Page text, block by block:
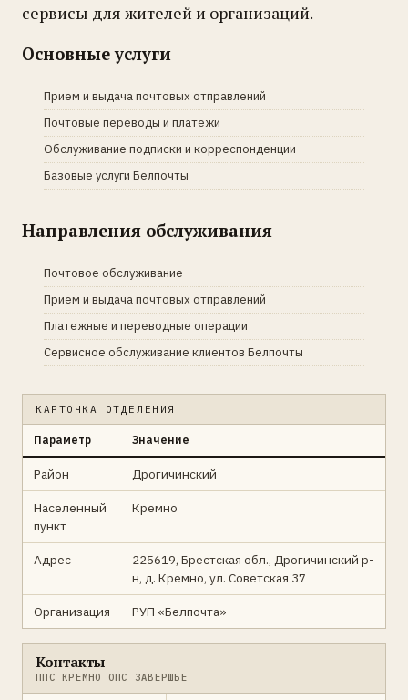
сервисы для жителей и организаций.
Основные услуги
Прием и выдача почтовых отправлений
Почтовые переводы и платежи
Обслуживание подписки и корреспонденции
Базовые услуги Белпочты
Направления обслуживания
Почтовое обслуживание
Прием и выдача почтовых отправлений
Платежные и переводные операции
Сервисное обслуживание клиентов Белпочты
КАРТОЧКА ОТДЕЛЕНИЯ
Параметр Значение
Район Дрогичинский
Населенный
пункт
Кремно
Адрес
225619, Брестская обл., Дрогичинский р-
н, д. Кремно, ул. Советская 37
Организация РУП «Белпочта»
Контакты
ППС КРЕМНО ОПС ЗАВЕРШЬЕ